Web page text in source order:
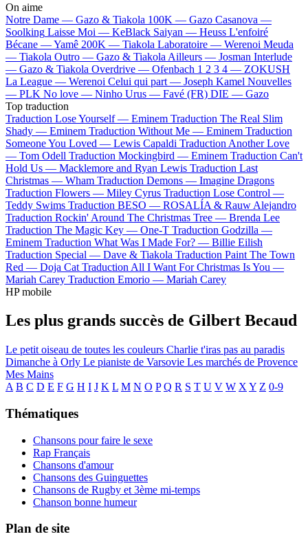
On aime
Notre Dame — Gazo & Tiakola 100K — Gazo Casanova —
Soolking Laisse Moi — KeBlack Saiyan — Heuss L'enfoiré
Bécane —Yamê 200K — Tiakola Laboratoire — Werenoi Meuda
— Tiakola Outro — Gazo & Tiakola Ailleurs — Josman Interlude
— Gazo & Tiakola Overdrive — Ofenbach 1 2 3 4 — ZOKUSH
La League — Werenoi Celui qui part — Joseph Kamel Nouvelles
— PLK No love — Ninho Urus — Favé (FR) DIE — Gazo
Top traduction
Traduction Lose Yourself — Eminem Traduction The Real Slim
Shady — Eminem Traduction Without Me — Eminem Traduction
Someone You Loved — Lewis Capaldi Traduction Another Love
— Tom Odell Traduction Mockingbird — Eminem Traduction Can't
Hold Us — Macklemore and Ryan Lewis Traduction Last
Christmas — Wham Traduction Demons — Imagine Dragons
Traduction Flowers — Miley Cyrus Traduction Lose Control —
Teddy Swims Traduction BESO — ROSALÍA & Rauw Alejandro
Traduction Rockin' Around The Christmas Tree — Brenda Lee
Traduction The Magic Key — One-T Traduction Godzilla —
Eminem Traduction What Was I Made For? — Billie Eilish
Traduction Special — Dave & Tiakola Traduction Paint The Town
Red — Doja Cat Traduction All I Want For Christmas Is You —
Mariah Carey Traduction Emorio — Mariah Carey
HP mobile
Les plus grands succès de Gilbert Becaud
Le petit oiseau de toutes les couleurs Charlie t'iras pas au paradis
Dimanche à Orly Le pianiste de Varsovie Les marchés de Provence
Mes Mains
A B C D E F G H I J K L M N O P Q R S T U V W X Y Z 0-9
Thématiques
Chansons pour faire le sexe
Rap Français
Chansons d'amour
Chansons des Guinguettes
Chansons de Rugby et 3ème mi-temps
Chanson bonne humeur
Plan de site